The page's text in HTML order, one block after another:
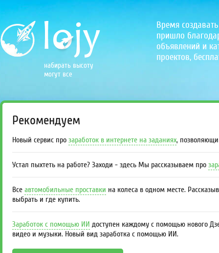
набирать высоту
могут все
Время
пришло
объявлений и
проектов,
Рекомендуем
Новый сервис про заработок в интернете на заданиях,
Устал пыхтеть на работе? Заходи - здесь Мы рассказываем про
Все автомобильные проставки на колеса в одном месте.
выбрать и где купить.
Заработок с помощью ИИ доступен каждому с помощью нового
видео и музыки. Новый вид заработка с помощью ИИ.